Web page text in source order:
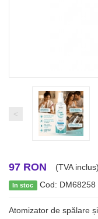
<
97 RON (TVA inclus)
In stoc Cod: DM68258
Atomizator de spălare